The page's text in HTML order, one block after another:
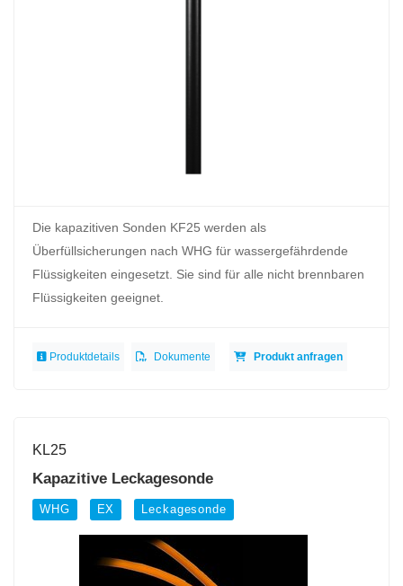
Die kapazitiven Sonden KF25 werden als
Überfüllsicherungen nach WHG für wassergefährdende
Flüssigkeiten eingesetzt. Sie sind für alle nicht brennbaren
Flüssigkeiten geeignet.
Produktdetails Dokumente Produkt anfragen
KL25
Kapazitive Leckagesonde
WHG EX Leckagesonde